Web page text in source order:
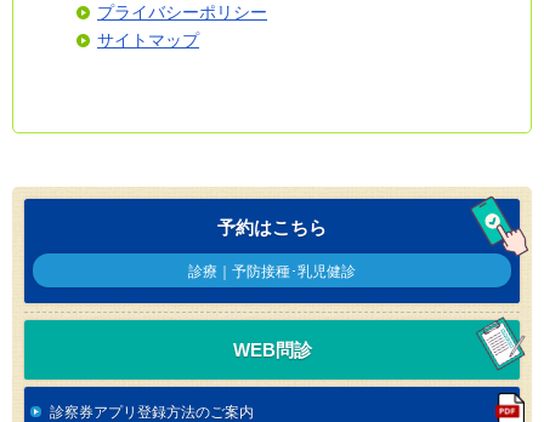
プライバシーポリシー
サイトマップ
予約はこちら
診療｜予防接種･乳児健診
WEB問診
診察券アプリ登録方法のご案内